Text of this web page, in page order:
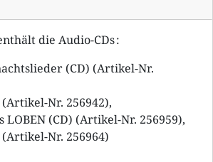
die Audio-CDs :
(CD) (Artikel-Nr.
Nr. 256942),
LOBEN (CD) (Artikel-Nr. 256959),
Nr. 256964)